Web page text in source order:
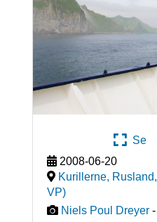
Se
2008-06-20
Kurillerne, Rusland,
VP)
Niels Poul Dreyer -